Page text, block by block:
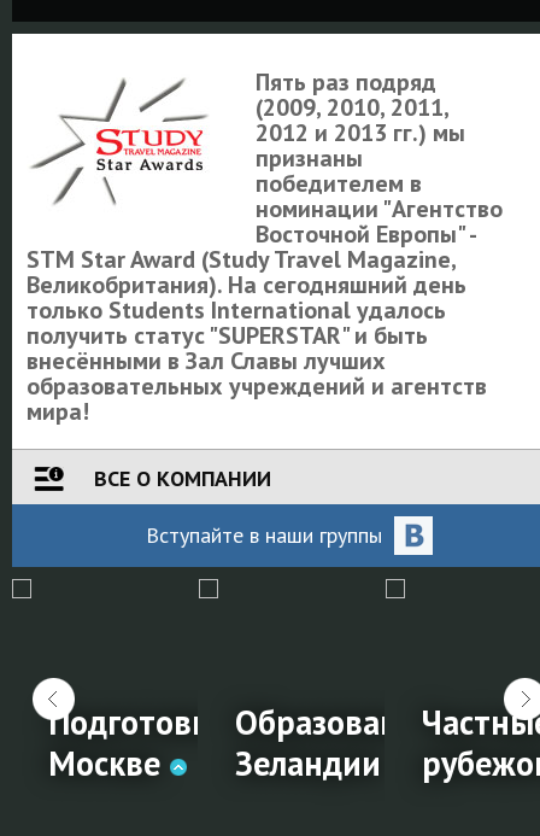
Пять раз подряд
(2009, 2010, 2011,
2012 и 2013 гг.) мы
признаны
победителем в
номинации "Агентство
Восточной Европы" -
STM Star Award (Study Travel Magazine,
Великобритания). На сегодняшний день
только Students International удалось
получить статус "SUPERSTAR" и быть
внесёнными в Зал Славы лучших
образовательных учреждений и агентств
мира!
ВСЕ О КОМПАНИИ
Вступайте в наши группы
менеджмент
Подготовка к IELTS в
Москве
Образование в
Зеландии